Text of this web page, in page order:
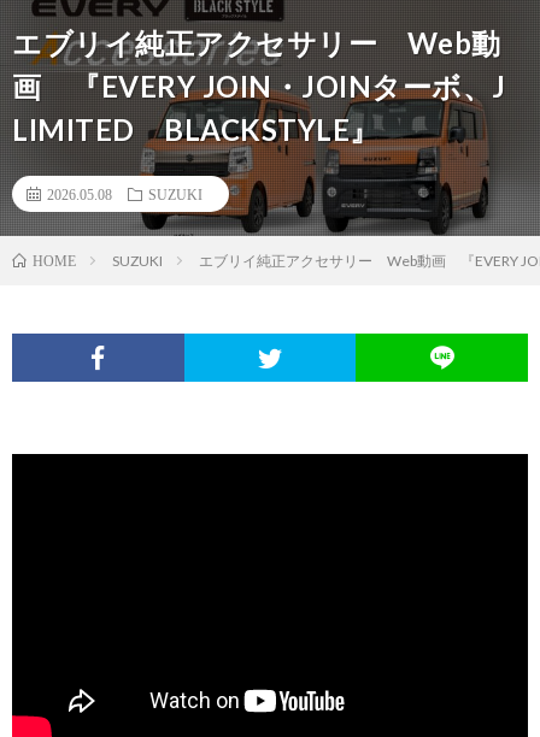
エブリイ純正アクセサリー Web動
画 『EVERY JOIN・JOINターボ、J
LIMITED BLACKSTYLE』
2026.05.08 SUZUKI
HOME SUZUKI エブリイ純正アクセサリー Web動画 『EVERY